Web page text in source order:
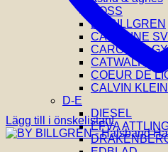
BOSS
BY BILLGREN
CAROLINE
CAROLINA
CATWALK
COEUR DE
CALVIN KLEIN
D-E
DIESEL
EFVA
Lägg till i önskelistan!